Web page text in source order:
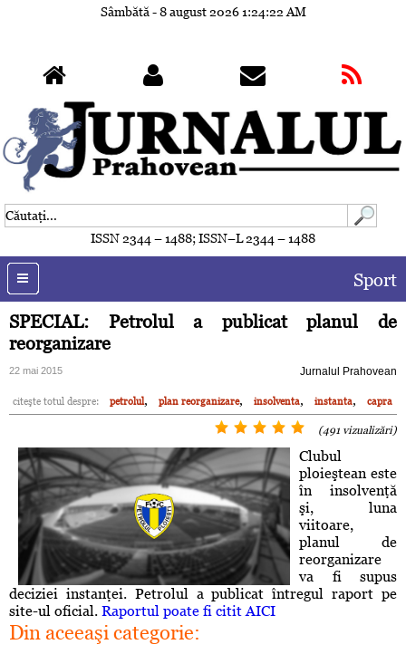
Sâmbătă - 8 august 20261:24:25 AM
ISSN 2344 – 1488; ISSN–L 2344 – 1488
Sport
SPECIAL: Petrolul a publicat planul de
reorganizare
22 mai 2015 Jurnalul Prahovean
citeşte totul despre: petrolul, plan reorganizare, insolventa, instanta, capra
(491 vizualizări)
Clubul
ploieştean este
în insolvenţă
şi, luna
viitoare,
planul de
reorganizare
va fi supus
deciziei instanţei. Petrolul a publicat întregul raport pe
site-ul oficial. Raportul poate fi citit AICI
Din aceeaşi categorie: